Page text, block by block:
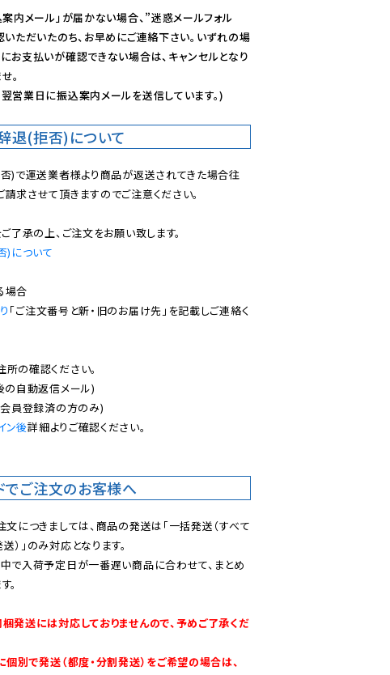
案内メール」が届かない場合、”迷惑メールフォル
いただいたのち、お早めにご連絡下さい。いずれの場
お支払いが確認できない場合は、キャンセルとなり
。
営業日に振込案内メールを送信しています。)
退(拒否)について
)で運送業者様より商品が返送されてきた場合往
求させて頂きますのでご注意ください。
)について
「ご注文番号と新・旧のお届け先」を記載しご連絡く
の確認ください。
の自動返信メール)
員登録済の方のみ)
ン後詳細よりご確認ください。
でご注文のお客様へ
文につきましては、商品の発送は「一括発送（すべて
）」のみ対応となります。
で入荷予定日が一番遅い商品に合わせて、まとめ
。
発送には対応しておりませんので、予めご了承くだ
個別で発送（都度・分割発送）をご希望の場合は、